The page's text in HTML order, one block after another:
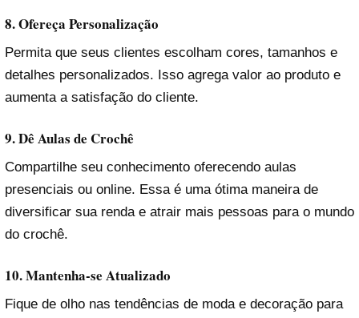
8. Ofereça Personalização
Permita que seus clientes escolham cores, tamanhos e
detalhes personalizados. Isso agrega valor ao produto e
aumenta a satisfação do cliente.
9. Dê Aulas de Crochê
Compartilhe seu conhecimento oferecendo aulas
presenciais ou online. Essa é uma ótima maneira de
diversificar sua renda e atrair mais pessoas para o mundo
do crochê.
10. Mantenha-se Atualizado
Fique de olho nas tendências de moda e decoração para